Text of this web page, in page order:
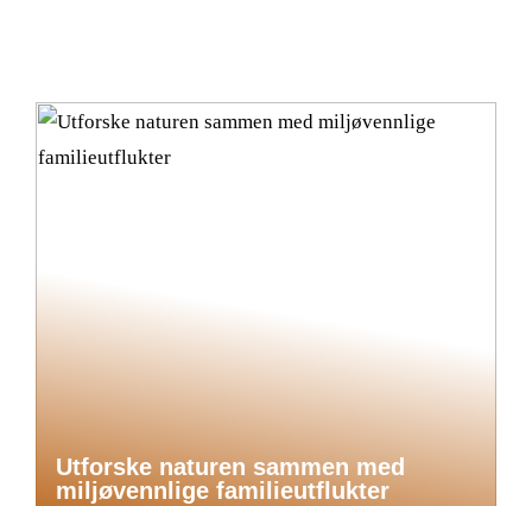
Utforske naturen sammen med
miljøvennlige familieutflukter